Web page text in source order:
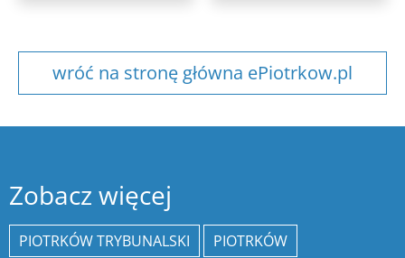
wróć na stronę główna ePiotrkow.pl
Zobacz więcej
PIOTRKÓW TRYBUNALSKI
PIOTRKÓW